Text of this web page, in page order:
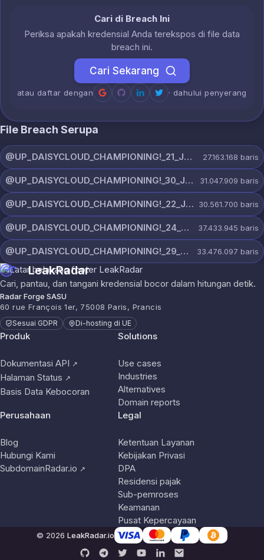
Cari di Breach Ini
Periksa apakah kredensial Anda terekspos di file data
breach ini.
Cari Sekarang
atau daftar dengan · dahului penyerang
File Breach Serupa
@UP_DAISYCLOUD_CHAMPIONING!_21_JULY_5150_ON_CHANNEL.rar 27.163.168 baris
@UP_DAISYCLOUD_CHAMPIONING!_30_JULY_5378_ON_CHANNEL.rar 31.047.909 baris
@UP_DAISYCLOUD_CHAMPIONING!_22_JULY_5828_ON_CHANNEL.rar 30.561.700 baris
@UP_DAISYCLOUD_CHAMPIONING!_24_JULY_5440_ON_CHANNEL.rar 37.433.945 baris
@UP_DAISYCLOUD_CHAMPIONING!_29_JULY_5829_ON_CHANNEL.rar 33.476.097 baris
LeakRadar
Cari, pantau, dan tangani kredensial bocor dalam hitungan detik.
Radar Forge SASU
60 rue François 1er, 75008 Paris, Prancis
Sesuai GDPR Di-hosting di UE
Produk
Dokumentasi API ↗
Halaman Status ↗
Basis Data Kebocoran
Solutions
Use cases
Industries
Alternatives
Domain reports
Perusahaan
Blog
Hubungi Kami
SubdomainRadar.io ↗
Legal
Ketentuan Layanan
Kebijakan Privasi
DPA
Residensi pajak
Sub-pemroses
Keamanan
Pusat Kepercayaan
© 2026 LeakRadar.io